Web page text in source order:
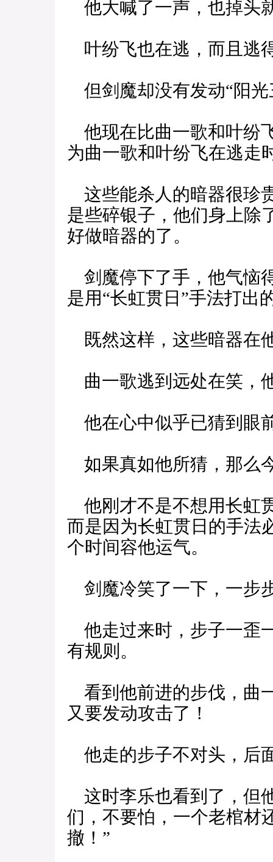
他大喊了一声，也掉头
叶纷飞也在逃，而且逃
但剑魔却没有发动“阳光
他现在比曲一歌和叶纷
为曲一歌和叶纷飞在逃走
这些能杀人的暗器很珍
是些碎银子，他们身上除
好做暗器的了。
剑魔停下了手，他气恼
是用“长虹贯日”手法打出
既然这样，这些暗器在
曲一歌逃到远处在笑，
他在心中似乎已猜到眼
如果真如他所猜，那么
他刚才不是不想用长虹
而是因为长虹贯日的手法
个时间容他运气。
剑魔冷笑了一下，一步
他走过来时，步子一歪
有规则。
看到他前进的步伐，曲
又要发动攻击了！
他走的步子不对头，后
这时李乐也看到了，但
们，不要怕，一个老棺材
撤！”